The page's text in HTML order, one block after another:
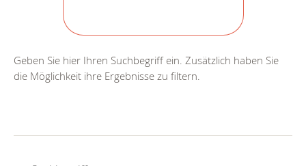
Geben Sie hier Ihren Suchbegriff ein. Zusätzlich haben Sie
die Möglichkeit ihre Ergebnisse zu filtern.